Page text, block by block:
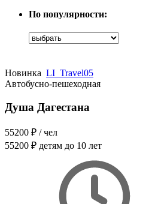
По популярности:
Новинка LI_Travel05
Автобусно-пешеходная
Душа Дагестана
55200 ₽ / чел
55200 ₽ детям до 10 лет